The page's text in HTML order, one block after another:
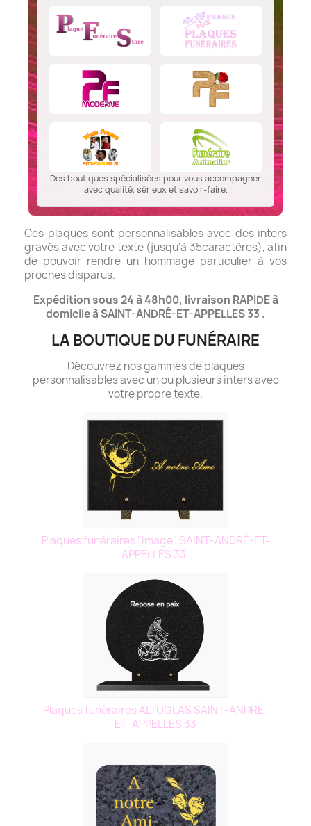
Des boutiques spécialisées pour vous accompagner
avec qualité, sérieux et savoir-faire.
Ces plaques sont personnalisables avec des inters
gravés avec votre texte (jusqu'à 35caractères), afin
de pouvoir rendre un hommage particulier à vos
proches disparus.
Expédition sous 24 à 48h00, livraison RAPIDE à
domicile à SAINT-ANDRÉ-ET-APPELLES 33 .
LA BOUTIQUE DU FUNÉRAIRE
Découvrez nos gammes de plaques
personnalisables avec un ou plusieurs inters avec
votre propre texte.
Plaques funéraires "image" SAINT-ANDRÉ-ET-
APPELLES 33
Plaques funéraires ALTUGLAS SAINT-ANDRÉ-
ET-APPELLES 33